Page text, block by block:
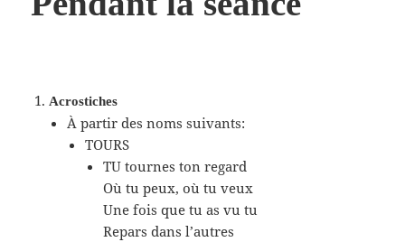
Acrostiches
À partir des noms suivants:
TOURS
TU tournes ton regard
Où tu peux, où tu veux
Une fois que tu as vu tu
Repars dans l’autres